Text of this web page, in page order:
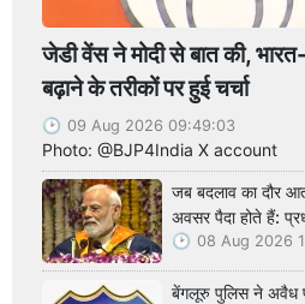
जेडी वेंस ने मोदी से बात की,
बढ़ाने के तरीकों पर हुई चर्चा
09 Aug 2026 09:49:03
Photo: @BJP4India X account
जब बदलाव का दौर
अवसर पैदा होते हैं:
08 Aug 2026
बेंगलूरु पुलिस ने अवैध